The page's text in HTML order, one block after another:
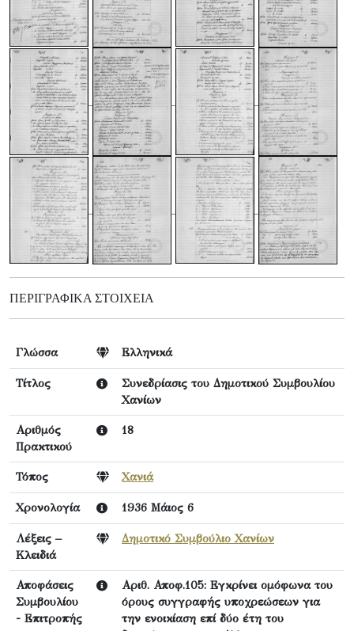
ΠΕΡΙΓΡΑΦΙΚΆ ΣΤΟΙΧΕΊΑ
Γλώσσα Ελληνικά
Τίτλος
Συνεδρίασις του Δημοτικού Συμβουλίου
Χανίων
Αριθμός
Πρακτικού
18
Τόπος Χανιά
Χρονολογία 1936 Μάιος 6
Λέξεις –
Κλειδιά
Δημοτικό Συμβούλιο Χανίων
Αποφάσεις
Συμβουλίου
- Επιτροπής
Αριθ. Αποφ.105: Εγκρίνει ομόφωνα του
όρους συγγραφής υποχρεώσεων για
την ενοικίαση επί δύο έτη του